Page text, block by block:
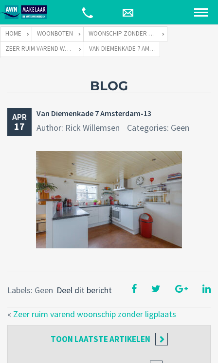
HOME WOONBOTEN
WOONSCHIP ZONDER LIGPLAATS
ZEER RUIM VAREND WOONSCHIP ZONDER LIGPLAATS
VAN DIEMENKADE 7 AMSTERDAM-13
BLOG
APR
17
Van Diemenkade 7 Amsterdam-13
Author: Rick Willemsen Categories: Geen
Deel dit bericht
Labels: Geen
« Zeer ruim varend woonschip zonder ligplaats
TOON LAATSTE ARTIKELEN